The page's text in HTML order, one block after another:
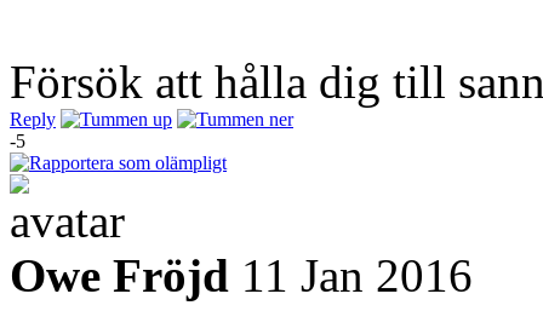
Försök att hålla dig till
Reply
-5
Owe Fröjd 11 Jan 2016